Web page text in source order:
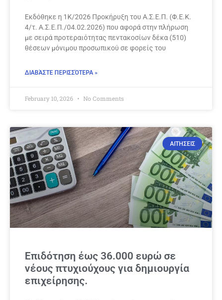
Εκδόθηκε η 1Κ/2026 Προκήρυξη του Α.Σ.Ε.Π. (Φ.Ε.Κ.
4/τ. Α.Σ.Ε.Π./04.02.2026) που αφορά στην πλήρωση
με σειρά προτεραιότητας πεντακοσίων δέκα (510)
θέσεων μόνιμου προσωπικού σε φορείς του
ΔΙΑΒΆΣΤΕ ΠΕΡΙΣΣΌΤΕΡΑ »
February 10, 2026 No Comments
ΑΙΤΗΣΕΙΣ
Επιδότηση έως 36.000 ευρώ σε
νέους πτυχιούχους για δημιουργία
επιχείρησης.